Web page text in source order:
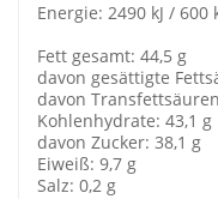
Energie: 2490 kJ / 600
Fett gesamt: 44,5 g
davon gesättigte
davon
Kohlenhydrate: 43,1 g
davon Zucker: 38,1 g
Eiweiß: 9,7 g
Salz: 0,2 g